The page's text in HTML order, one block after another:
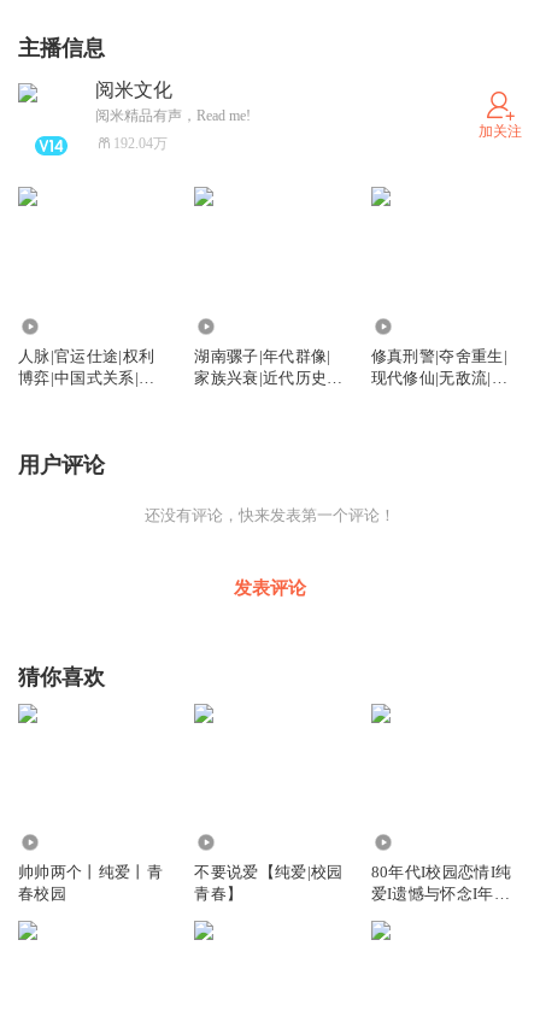
主播信息
阅米文化
阅米精品有声，Read me!
192.04万
加关注
人脉|官运仕途|权利
博弈|中国式关系|纳
湖南骡子|年代群像|
家族兴衰|近代历史|
修真刑警|夺舍重生|
现代修仙|无敌流|扮
用户评论
还没有评论，快来发表第一个评论！
发表评论
猜你喜欢
帅帅两个丨纯爱丨青
春校园
不要说爱【纯爱|校园
青春】
80年代I校园恋情I纯
爱I遗憾与怀念I年代